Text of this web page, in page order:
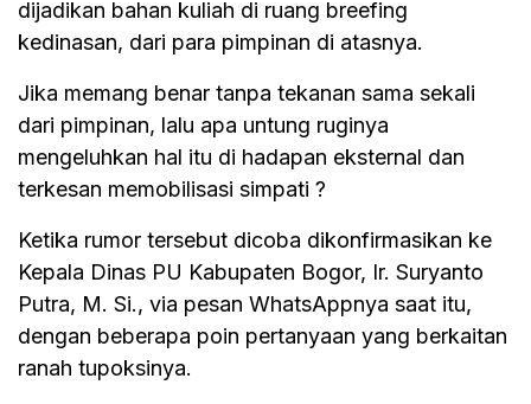
dijadikan bahan kuliah di ruang breefing
kedinasan, dari para pimpinan di atasnya.
Jika memang benar tanpa tekanan sama sekali
dari pimpinan, lalu apa untung ruginya
mengeluhkan hal itu di hadapan eksternal dan
terkesan memobilisasi simpati ?
Ketika rumor tersebut dicoba dikonfirmasikan ke
Kepala Dinas PU Kabupaten Bogor, Ir. Suryanto
Putra, M. Si., via pesan WhatsAppnya saat itu,
dengan beberapa poin pertanyaan yang berkaitan
ranah tupoksinya.